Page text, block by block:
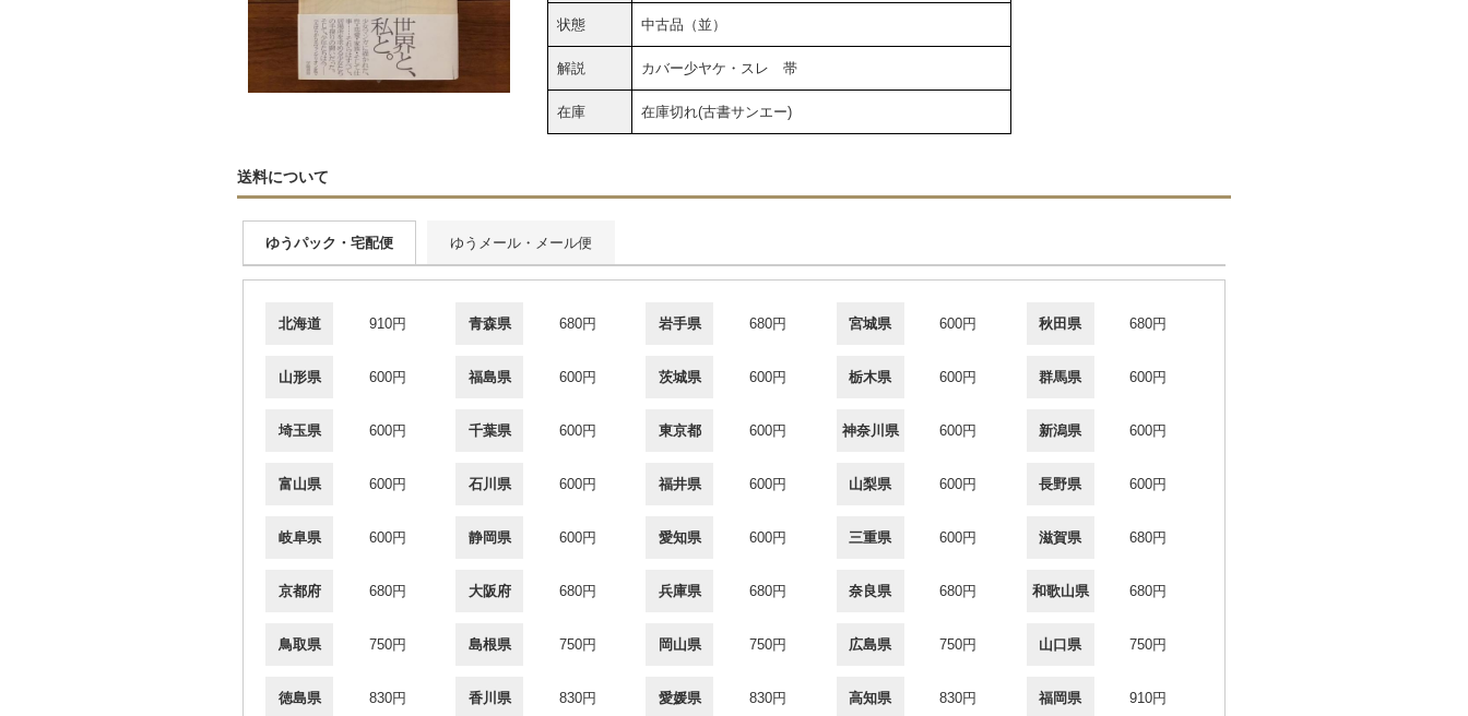
状態 中古品（並）
解説 カバー少ヤケ・スレ 帯
在庫 在庫切れ(古書サンエー)
送料について
ゆうパック・宅配便 ゆうメール・メール便
北海道 910円 青森県 680円 岩手県 680円 宮城県 600円 秋田県 680円
山形県 600円 福島県 600円 茨城県 600円 栃木県 600円 群馬県 600円
埼玉県 600円 千葉県 600円 東京都 600円 神奈川県 600円 新潟県 600円
富山県 600円 石川県 600円 福井県 600円 山梨県 600円 長野県 600円
岐阜県 600円 静岡県 600円 愛知県 600円 三重県 600円 滋賀県 680円
京都府 680円 大阪府 680円 兵庫県 680円 奈良県 680円 和歌山県 680円
鳥取県 750円 島根県 750円 岡山県 750円 広島県 750円 山口県 750円
徳島県 830円 香川県 830円 愛媛県 830円 高知県 830円 福岡県 910円